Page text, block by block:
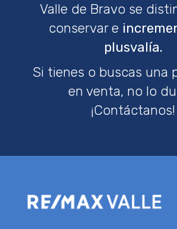
Valle de Bravo se
conservar e
plusvalía.
Si tienes o buscas una
en venta, no lo
¡Contáctanos!